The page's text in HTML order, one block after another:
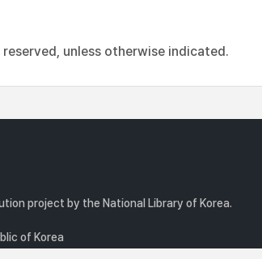
unless otherwise indicated.
project by the National Library of Korea.
of Korea